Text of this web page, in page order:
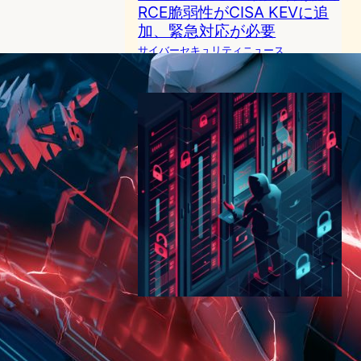
RCE脆弱性がCISA KEVに追
加、緊急対応が必要
サイバーセキュリティニュース
2025年5月6日12:23
Commvault Command
Centerに最大深刻度の脆弱性
—未認証リモートコード実行